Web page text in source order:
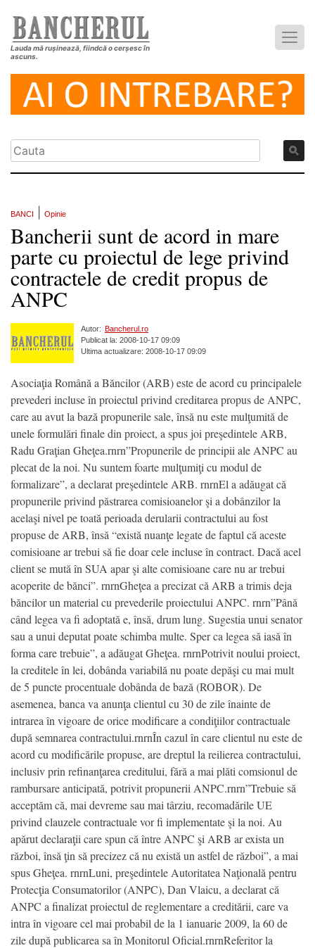
Lauda mă rușinează, fiindcă o cerșesc în
ascuns.
BANCI Opinie
Bancherii sunt de acord in mare
parte cu proiectul de lege privind
contractele de credit propus de
ANPC
Autor: Bancherul.ro
Publicat la: 2008-10-17 09:09
Ultima actualizare: 2008-10-17 09:09
Asociaţia Română a Băncilor (ARB) este de acord cu principalele
prevederi incluse în proiectul privind creditarea propus de ANPC,
care au avut la bază propunerile sale, însă nu este mulţumită de
unele formulări finale din proiect, a spus joi preşedintele ARB,
Radu Graţian Gheţea.rnrn”Propunerile de principii ale ANPC au
plecat de la noi. Nu suntem foarte mulţumiţi cu modul de
formalizare”, a declarat preşedintele ARB. rnrnEl a adăugat că
propunerile privind păstrarea comisioanelor şi a dobânzilor la
acelaşi nivel pe toată perioada derularii contractului au fost
propuse de ARB, însă “există nuanţe legate de faptul că aceste
comisioane ar trebui să fie doar cele incluse în contract. Dacă acel
client se mută în SUA apar şi alte comisioane care nu ar trebui
acoperite de bănci”. rnrnGheţea a precizat că ARB a trimis deja
băncilor un material cu prevederile proiectului ANPC. rnrn”Până
când legea va fi adoptată e, însă, drum lung. Sugestia unui senator
sau a unui deputat poate schimba multe. Sper ca legea să iasă în
forma care trebuie”, a adăugat Gheţea. rnrnPotrivit noului proiect,
la creditele în lei, dobânda variabilă nu poate depăşi cu mai mult
de 5 puncte procentuale dobânda de bază (ROBOR). De
asemenea, banca va anunţa clientul cu 30 de zile înainte de
intrarea în vigoare de orice modificare a condiţiilor contractuale
după semnarea contractului.rnrnÎn cazul în care clientul nu este de
acord cu modificările propuse, are dreptul la reilierea contractului,
inclusiv prin refinanţarea creditului, fără a mai plăti comsionul de
rambursare anticipată, potrivit propunerii ANPC.rnrn”Trebuie să
acceptăm că, mai devreme sau mai târziu, recomadările UE
privind clauzele contractuale vor fi implementate şi la noi. Au
apărut declaraţii care spun că între ANPC şi ARB ar exista un
război, însă ţin să precizez că nu există un astfel de război”, a mai
spus Gheţea. rnrnLuni, preşedintele Autoritatea Naţională pentru
Protecţia Consumatorilor (ANPC), Dan Vlaicu, a declarat că
ANPC a finalizat proiectul de reglementare a creditării, care va
intra în vigoare cel mai probabil de la 1 ianuarie 2009, la 60 de
zile după publicarea sa în Monitorul Oficial.rnrnReferitor la